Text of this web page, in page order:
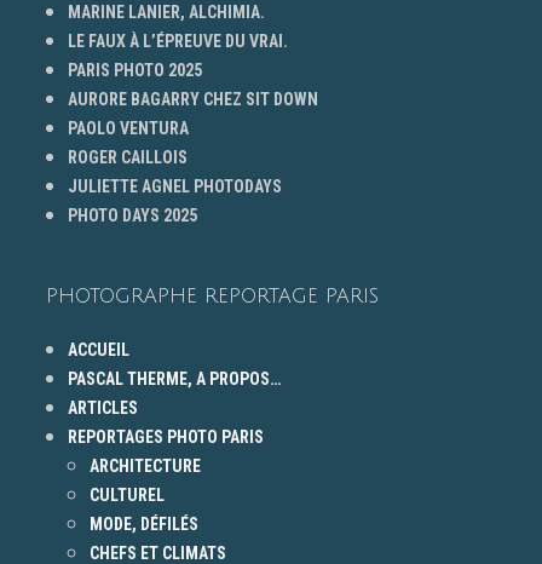
MARINE LANIER, ALCHIMIA.
LE FAUX À L’ÉPREUVE DU VRAI.
PARIS PHOTO 2025
AURORE BAGARRY CHEZ SIT DOWN
PAOLO VENTURA
ROGER CAILLOIS
JULIETTE AGNEL PHOTODAYS
PHOTO DAYS 2025
PHOTOGRAPHE REPORTAGE PARIS
ACCUEIL
PASCAL THERME, A PROPOS…
ARTICLES
REPORTAGES PHOTO PARIS
ARCHITECTURE
CULTUREL
MODE, DÉFILÉS
CHEFS ET CLIMATS